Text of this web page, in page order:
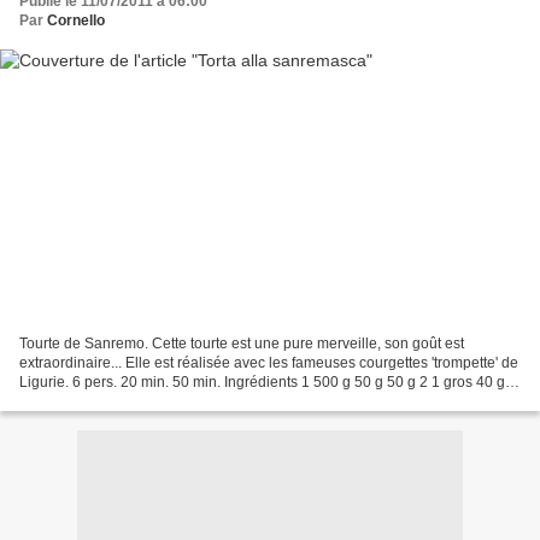
Par Cornello
Tourte de Sanremo. Cette tourte est une pure merveille, son goût est
extraordinaire... Elle est réalisée avec les fameuses courgettes 'trompette' de
Ligurie. 6 pers. 20 min. 50 min. Ingrédients 1 500 g 50 g 50 g 2 1 gros 40 g -